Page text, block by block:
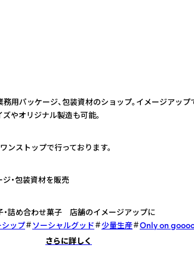
務用パッケージ、包装資材のショップ。イメージアッ
やオリジナル製造も可能。
ンストップで行っております。
・包装資材を販売
・詰め合わせ菓子 店舗のイメージアップに
ップ ソーシャルグッド 少量生産
Only on
さらに詳しく